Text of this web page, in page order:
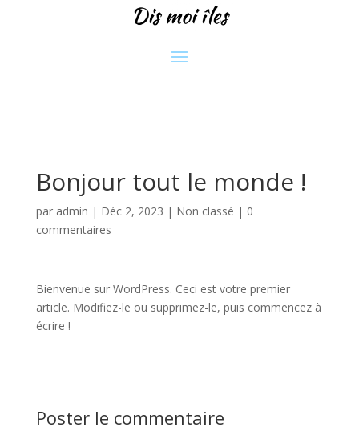
Bonjour tout le monde !
par admin | Déc 2, 2023 | Non classé | 0
commentaires
Bienvenue sur WordPress. Ceci est votre premier
article. Modifiez-le ou supprimez-le, puis commencez à
écrire !
Poster le commentaire